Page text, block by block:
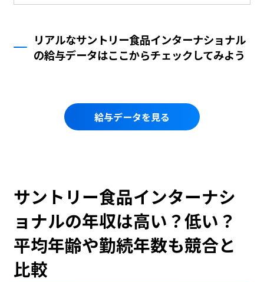
リアルなサントリー食品インターナショナル
の給与データはここからチェックしてみよう
給与データを見る
サントリー食品インターナシ
ョナルの年収は高い？低い？
平均年齢や勤続年数も競合と
比較